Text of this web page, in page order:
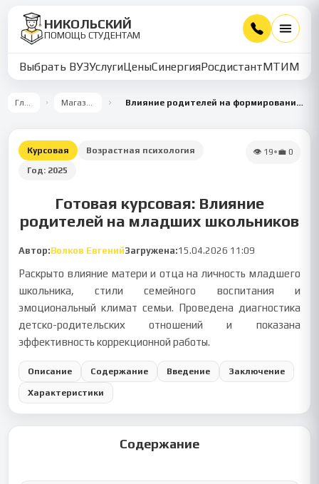
НИКОЛЬСКИЙ
ПОМОЩЬ СТУДЕНТАМ
Выбрать ВУЗУслугиЦеныСинергияРосдистантМТИММУ
Главная Магазин работ Влияние родителей на формирование личностных качеств младших школьников
Курсовая
Возрастная психология
Год: 2025
👁 19•💼 0
Готовая курсовая: Влияние
родителей на младших школьников
Автор:Волков ЕвгенийЗагружена:15.04.2026 11:09
Раскрыто влияние матери и отца на личность младшего
школьника, стили семейного воспитания и
эмоциональный климат семьи. Проведена диагностика
детско-родительских отношений и показана
эффективность коррекционной работы.
Описание Содержание Введение Заключение
Характеристики
Содержание